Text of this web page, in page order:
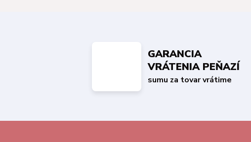
GARANCIA
VRÁTENIA PEŇAZÍ
sumu za tovar vrátime